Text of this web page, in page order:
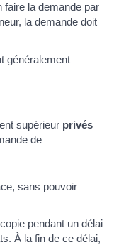
la demande par
la demande doit
généralement
supérieur privés
de
sans pouvoir
pendant un délai
À la fin de ce délai,